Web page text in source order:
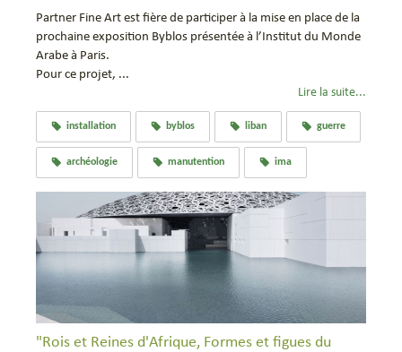
Partner Fine Art est fière de participer à la mise en place de la
prochaine exposition Byblos présentée à l’Institut du Monde
Arabe à Paris.
Pour ce projet, ...
Lire la suite...
installation byblos liban guerre
archéologie manutention ima
"Rois et Reines d'Afrique, Formes et figues du